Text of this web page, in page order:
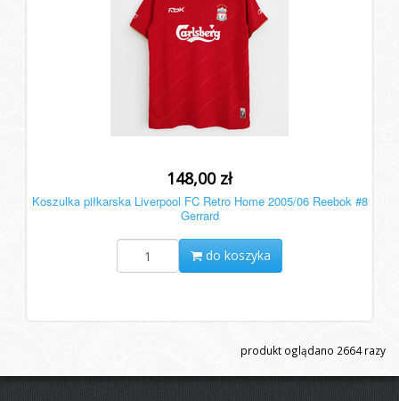
148,00 zł
Koszulka piłkarska Liverpool FC Retro Home 2005/06 Reebok #8
Gerrard
do koszyka
produkt oglądano 2664razy